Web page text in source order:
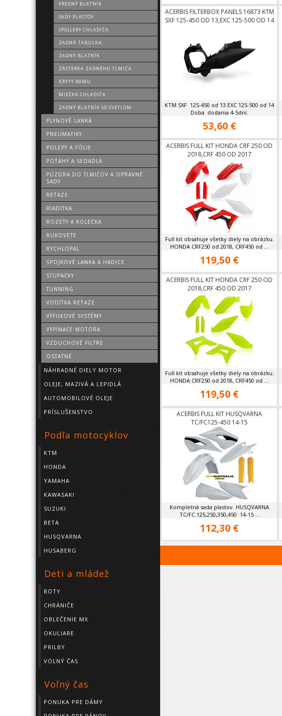
PREDNÝ BLATNÍK
SADY PLASTOV
SPOJLERY CHLADIČA
ZADNÁ TABUĽKA
ZADNÝ BLATNÍK
ZÁSTERKA ZADNÉHO TLMIČA
KRYTY RÁMU
MIEŽKA CHLADIČA
ZADNÝ BLATNÍK SO SVETLOM
PLYNOVÉ LANKÁ
PNEUMATIKY
POLEPY A FÓLIE
POŤAHY A SEDADLÁ
PÚZDRA DO TLMIČOV A OPRAVNÉ
SADY
REŤAZE
RIADITKA
ROZETY A KOLEČKA
RUKOVETE
RYCHLOPAL
SPOJKOVÉ LANKA A HADICE
STUPAČKY
TUNNING
VODÍTKA REŤAZE
VÝFUKOVÉ SYSTÉMY
VYPÍNAČE MOTORA
VZDUCHOVÉ FILTRE
OSTATNÉ
NÁHRADNÉ DIELY MOTOR
OLEJE, MAZIVÁ A LEPIDLÁ
AUTOMOBILOVÉ OLEJE
PRÍSLUŠENSTVO
Podľa motocyklov
KTM
HONDA
YAMAHA
KAWASAKI
SUZUKI
BETA
HUSQVARNA
HUSABERG
Deti a mládež
BOTY
CHRÁNIČE
OBLEČENIE MX
OKULIARE
PRILBY
VOĽNÝ ČAS
Voľný čas
PONUKA PRE DÁMY
ACERBIS FILTERBOX PANELS 16873 KTM
SXF 125-450 OD 13,EXC 125-500 OD 14
KTM SXF 125-450 od 13.EXC 125-500 od 14
Doba dodania 4-5dní.
53,60 €
ACERBIS FULL KIT HONDA CRF 250 OD
2018,CRF 450 OD 2017
Full kit obsahuje všetky diely na obrázku.
HONDA CRF250 od 2018, CRF450 od ...
119,50 €
ACERBIS FULL KIT HONDA CRF 250 OD
2018,CRF 450 OD 2017
Full kit obsahuje všetky diely na obrázku.
HONDA CRF250 od 2018, CRF450 od ...
119,50 €
ACERBIS FULL KIT HUSQVARNA
TC/FC125-450 14-15
Kompletná sada plastov. HUSQVARNA
TC/FC 125,250,350,450 14-15 ...
112,30 €